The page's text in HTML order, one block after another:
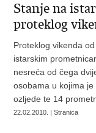
Stanje na
proteklog
Proteklog vikenda
istarskim
nesreća od čega
osobama u kojima
ozljede te 14
22.02.2010. | Stranica